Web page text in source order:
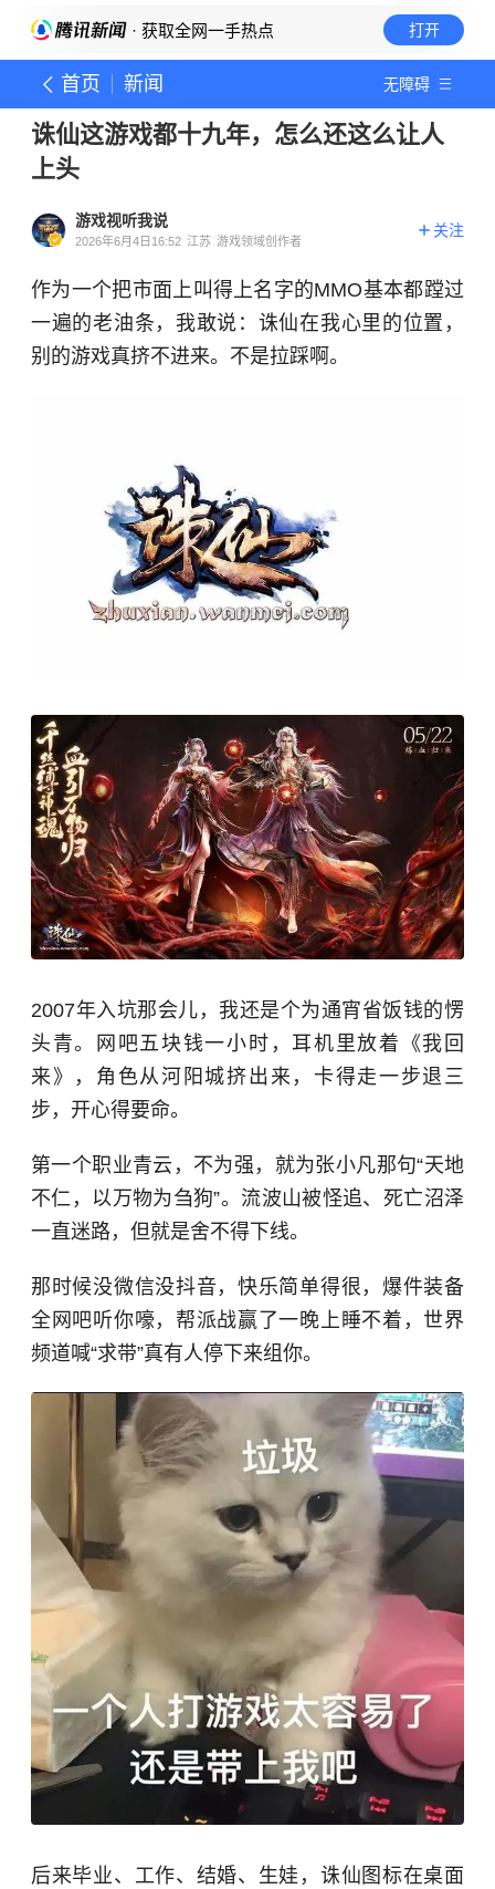
· 获取全网一手热点 打开
首页 新闻 无障碍
诛仙这游戏都十九年，怎么还这么让人
上头
游戏视听我说
2026年6月4日16:52 江苏 游戏领域创作者
关注
作为一个把市面上叫得上名字的MMO基本都蹚过
一遍的老油条，我敢说：诛仙在我心里的位置，
别的游戏真挤不进来。不是拉踩啊。
2007年入坑那会儿，我还是个为通宵省饭钱的愣
头青。网吧五块钱一小时，耳机里放着《我回
来》，角色从河阳城挤出来，卡得走一步退三
步，开心得要命。
第一个职业青云，不为强，就为张小凡那句“天地
不仁，以万物为刍狗”。流波山被怪追、死亡沼泽
一直迷路，但就是舍不得下线。
那时候没微信没抖音，快乐简单得很，爆件装备
全网吧听你嚎，帮派战赢了一晚上睡不着，世界
频道喊“求带”真有人停下来组你。
后来毕业、工作、结婚、生娃，诛仙图标在桌面